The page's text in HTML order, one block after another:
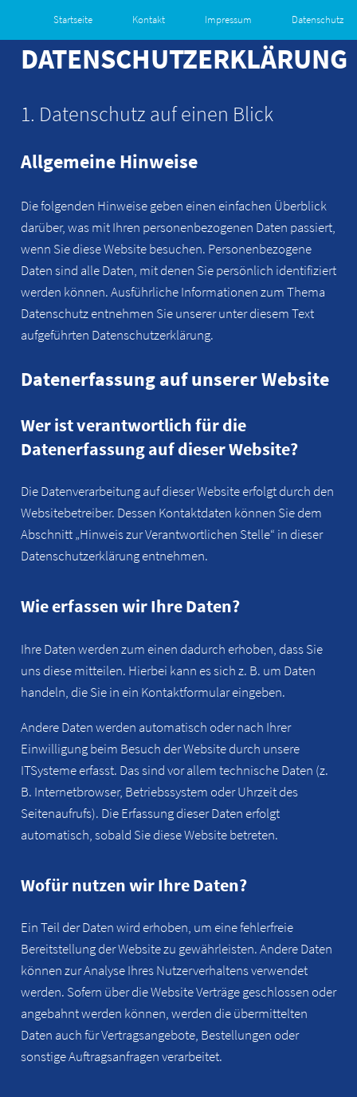
Startseite Kontakt Impressum Datenschutz
DATENSCHUTZERKLÄRUNG
1. Datenschutz auf einen Blick
Allgemeine Hinweise
Die folgenden Hinweise geben einen einfachen Überblick
darüber, was mit Ihren personenbezogenen Daten passiert,
wenn Sie diese Website besuchen. Personenbezogene
Daten sind alle Daten, mit denen Sie persönlich identifiziert
werden können. Ausführliche Informationen zum Thema
Datenschutz entnehmen Sie unserer unter diesem Text
aufgeführten Datenschutzerklärung.
Datenerfassung auf unserer Website
Wer ist verantwortlich für die
Datenerfassung auf dieser Website?
Die Datenverarbeitung auf dieser Website erfolgt durch den
Websitebetreiber. Dessen Kontaktdaten können Sie dem
Abschnitt „Hinweis zur Verantwortlichen Stelle“ in dieser
Datenschutzerklärung entnehmen.
Wie erfassen wir Ihre Daten?
Ihre Daten werden zum einen dadurch erhoben, dass Sie
uns diese mitteilen. Hierbei kann es sich z. B. um Daten
handeln, die Sie in ein Kontaktformular eingeben.
Andere Daten werden automatisch oder nach Ihrer
Einwilligung beim Besuch der Website durch unsere
ITSysteme erfasst. Das sind vor allem technische Daten (z.
B. Internetbrowser, Betriebssystem oder Uhrzeit des
Seitenaufrufs). Die Erfassung dieser Daten erfolgt
automatisch, sobald Sie diese Website betreten.
Wofür nutzen wir Ihre Daten?
Ein Teil der Daten wird erhoben, um eine fehlerfreie
Bereitstellung der Website zu gewährleisten. Andere Daten
können zur Analyse Ihres Nutzerverhaltens verwendet
werden. Sofern über die Website Verträge geschlossen oder
angebahnt werden können, werden die übermittelten
Daten auch für Vertragsangebote, Bestellungen oder
sonstige Auftragsanfragen verarbeitet.